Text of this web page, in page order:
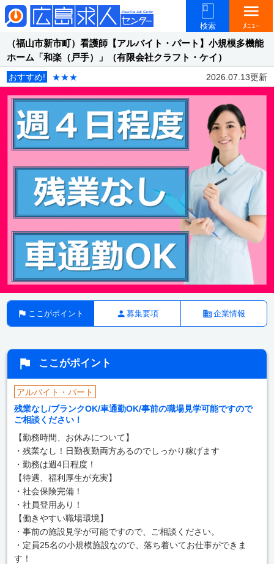
検索
menu
ﾒﾆｭｰ
（福山市新市町）看護師【アルバイト・パート】小規模多機能
ホーム「和楽（戸手）」（有限会社クラフト・ケイ）
おすすめ! ★★★ 2026.07.13更新
ここがポイント 募集要項 企業情報
ここがポイント
アルバイト・パート
残業なし/ブランクOK/車通勤OK/事前の職場見学可能ですので
ご相談ください！
【勤務時間、お休みについて】
・残業なし！日勤夜勤両方あるのでしっかり稼げます
・勤務は週4日程度！
【待遇、福利厚生が充実】
・社会保険完備！
・社員登用あり！
【働きやすい職場環境】
・事前の施設見学が可能ですので、ご相談ください。
・定員25名の小規模施設なので、落ち着いてお仕事ができま
す！